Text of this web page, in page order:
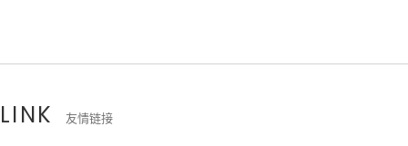
LINK 友情链接